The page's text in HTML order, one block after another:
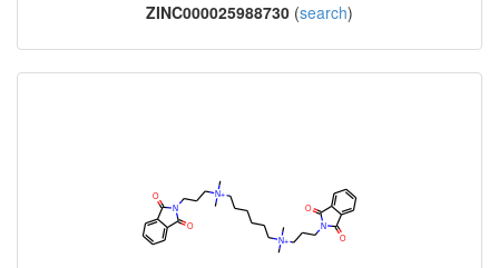
ZINC000025988730 (search)